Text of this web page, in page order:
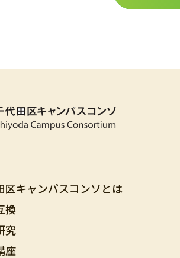
区キャンパスコンソとは
換
究
座